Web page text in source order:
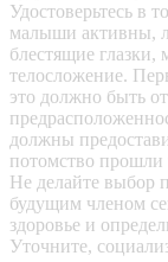
Удостоверьтесь в
малыши активны,
блестящие
телосложение.
это должно быть
должны
потомство прошли
Не делайте выбор
будущим членом
здоровье и
Уточните,